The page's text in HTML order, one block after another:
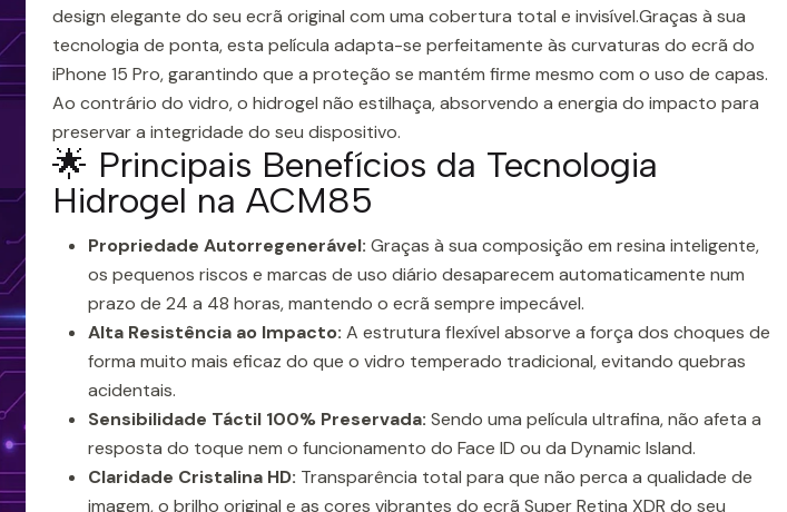
design elegante do seu ecrã original com uma cobertura total e invisível.Graças à sua
tecnologia de ponta, esta película adapta-se perfeitamente às curvaturas do ecrã do
iPhone 15 Pro, garantindo que a proteção se mantém firme mesmo com o uso de capas.
Ao contrário do vidro, o hidrogel não estilhaça, absorvendo a energia do impacto para
preservar a integridade do seu dispositivo.
🌟 Principais Benefícios da Tecnologia
Hidrogel na ACM85
Propriedade Autorregenerável: Graças à sua composição em resina inteligente,
os pequenos riscos e marcas de uso diário desaparecem automaticamente num
prazo de 24 a 48 horas, mantendo o ecrã sempre impecável.
Alta Resistência ao Impacto: A estrutura flexível absorve a força dos choques de
forma muito mais eficaz do que o vidro temperado tradicional, evitando quebras
acidentais.
Sensibilidade Táctil 100% Preservada: Sendo uma película ultrafina, não afeta a
resposta do toque nem o funcionamento do Face ID ou da Dynamic Island.
Claridade Cristalina HD: Transparência total para que não perca a qualidade de
imagem, o brilho original e as cores vibrantes do ecrã Super Retina XDR do seu